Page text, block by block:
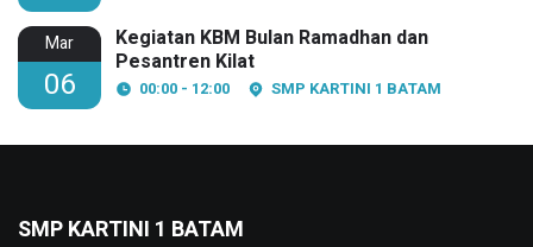
Mar
06
Kegiatan KBM Bulan Ramadhan dan
Pesantren Kilat
00:00 - 12:00 SMP KARTINI 1 BATAM
SMP KARTINI 1 BATAM